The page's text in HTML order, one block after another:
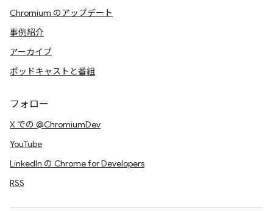
Chromium のアップデート
事例紹介
アーカイブ
ポッドキャストと番組
フォロー
X での @ChromiumDev
YouTube
LinkedIn の Chrome for Developers
RSS